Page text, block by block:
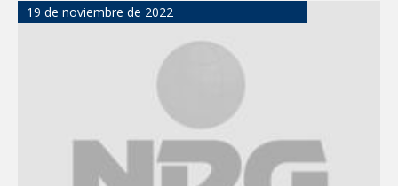
19 de noviembre de 2022